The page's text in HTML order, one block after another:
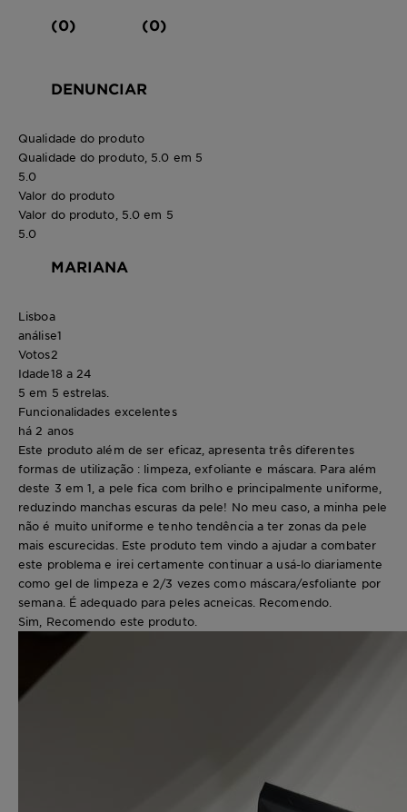
(0) (0)
DENUNCIAR
Qualidade do produto
Qualidade do produto, 5.0 em 5
5.0
Valor do produto
Valor do produto, 5.0 em 5
5.0
MARIANA
Lisboa
análise1
Votos2
Idade18 a 24
5 em 5 estrelas.
Funcionalidades excelentes
há 2 anos
Este produto além de ser eficaz, apresenta três diferentes
formas de utilização : limpeza, exfoliante e máscara. Para além
deste 3 em 1, a pele fica com brilho e principalmente uniforme,
reduzindo manchas escuras da pele! No meu caso, a minha pele
não é muito uniforme e tenho tendência a ter zonas da pele
mais escurecidas. Este produto tem vindo a ajudar a combater
este problema e irei certamente continuar a usá-lo diariamente
como gel de limpeza e 2/3 vezes como máscara/esfoliante por
semana. É adequado para peles acneicas. Recomendo.
Sim, Recomendo este produto.